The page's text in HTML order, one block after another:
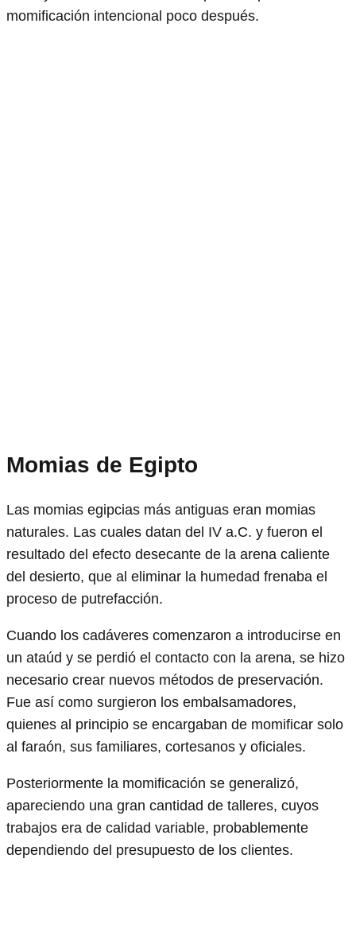
momificación intencional poco después.
Momias de Egipto
Las momias egipcias más antiguas eran momias
naturales. Las cuales datan del IV a.C. y fueron el
resultado del efecto desecante de la arena caliente
del desierto, que al eliminar la humedad frenaba el
proceso de putrefacción.
Cuando los cadáveres comenzaron a introducirse en
un ataúd y se perdió el contacto con la arena, se hizo
necesario crear nuevos métodos de preservación.
Fue así como surgieron los embalsamadores,
quienes al principio se encargaban de momificar solo
al faraón, sus familiares, cortesanos y oficiales.
Posteriormente la momificación se generalizó,
apareciendo una gran cantidad de talleres, cuyos
trabajos era de calidad variable, probablemente
dependiendo del presupuesto de los clientes.